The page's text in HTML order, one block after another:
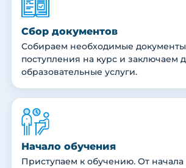
Сбор документов
Собираем необходимые
поступления на курс и заключаем
образовательные услуги.
Начало обучения
Приступаем к обучению. От